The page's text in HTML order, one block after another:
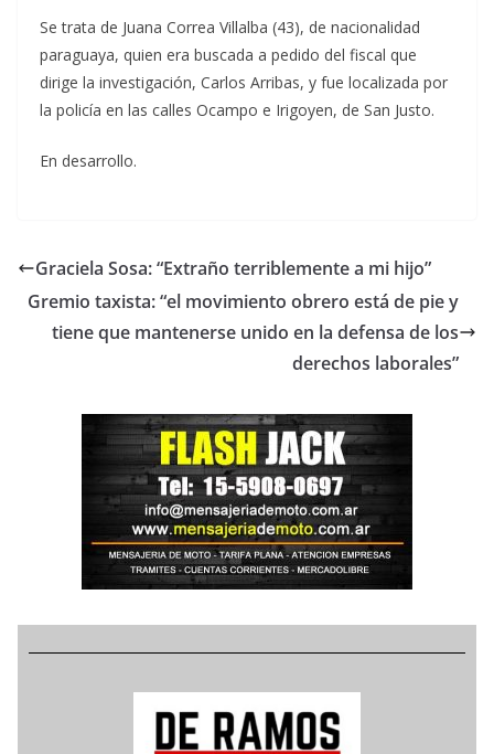
Se trata de Juana Correa Villalba (43), de nacionalidad
paraguaya, quien era buscada a pedido del fiscal que
dirige la investigación, Carlos Arribas, y fue localizada por
la policía en las calles Ocampo e Irigoyen, de San Justo.
En desarrollo.
Graciela Sosa: “Extraño terriblemente a mi hijo”
Gremio taxista: “el movimiento obrero está de pie y
tiene que mantenerse unido en la defensa de los
derechos laborales”